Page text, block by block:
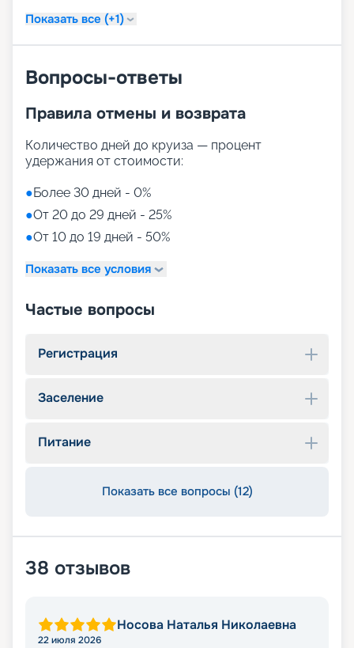
Показать все (+1)
Вопросы-ответы
Правила отмены и возврата
Количество дней до круиза — процент
удержания от стоимости:
●Более 30 дней - 0%
●От 20 до 29 дней - 25%
●От 10 до 19 дней - 50%
Показать все условия
Частые вопросы
Регистрация
Заселение
Питание
Показать все вопросы (12)
38 отзывов
Носова Наталья Николаевна
22 июля 2026